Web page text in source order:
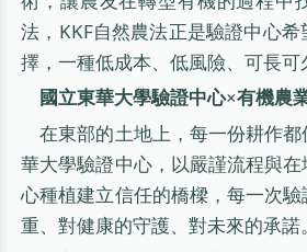
法，KKF自然農法正是驗證中心
擇，一種低成本、低風險、可長可
國立東華大學驗證中心×有機農
在東部的土地上，每一份耕作
華大學驗證中心，以嚴謹流程與
心種植建立信任的橋樑，每一次
重、對健康的守護、對未來的承諾。